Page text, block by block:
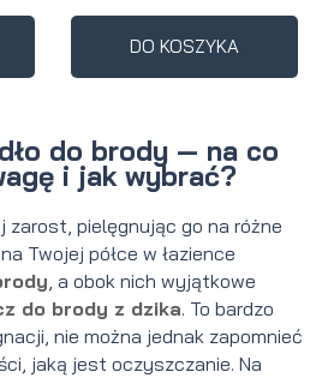
DO KOSZYKA
do brody — na co
i jak wybrać?
zarost, pielęgnując go na różne
Twojej półce w łazience
, a obok nich wyjątkowe
do brody z dzika. To bardzo
nie można jednak zapomnieć
jaką jest oczyszczanie. Na